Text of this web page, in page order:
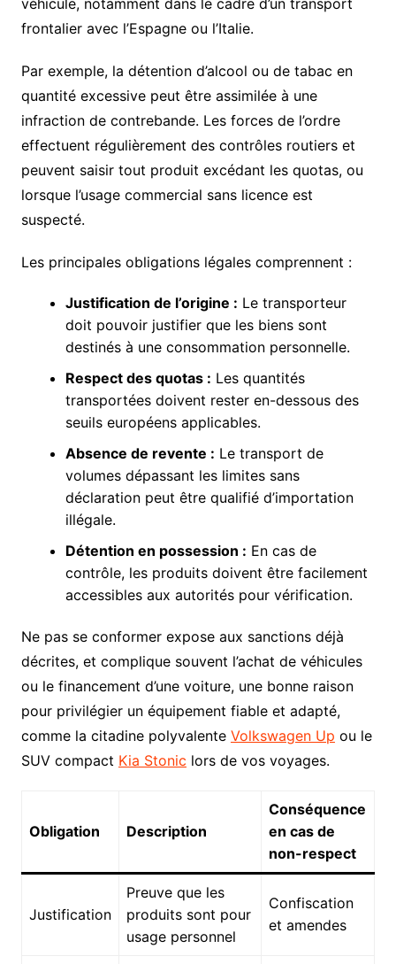
véhicule, notamment dans le cadre d’un transport
frontalier avec l’Espagne ou l’Italie.
Par exemple, la détention d’alcool ou de tabac en
quantité excessive peut être assimilée à une
infraction de contrebande. Les forces de l’ordre
effectuent régulièrement des contrôles routiers et
peuvent saisir tout produit excédant les quotas, ou
lorsque l’usage commercial sans licence est
suspecté.
Les principales obligations légales comprennent :
Justification de l’origine : Le transporteur
doit pouvoir justifier que les biens sont
destinés à une consommation personnelle.
Respect des quotas : Les quantités
transportées doivent rester en-dessous des
seuils européens applicables.
Absence de revente : Le transport de
volumes dépassant les limites sans
déclaration peut être qualifié d’importation
illégale.
Détention en possession : En cas de
contrôle, les produits doivent être facilement
accessibles aux autorités pour vérification.
Ne pas se conformer expose aux sanctions déjà
décrites, et complique souvent l’achat de véhicules
ou le financement d’une voiture, une bonne raison
pour privilégier un équipement fiable et adapté,
comme la citadine polyvalente Volkswagen Up ou le
SUV compact Kia Stonic lors de vos voyages.
Obligation Description
Conséquence
en cas de
non-respect
Justification
Preuve que les
produits sont pour
usage personnel
Confiscation
et amendes